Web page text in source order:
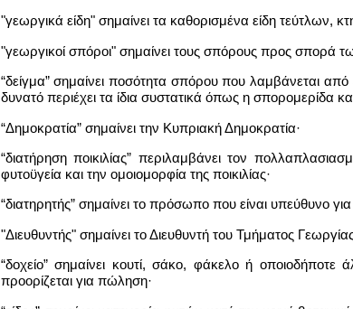
"γεωργικά είδη" σημαίνει τα καθορισμένα είδη τεύτλων,
"γεωργικοί σπόροι" σημαίνει τους σπόρους προς σπορά
“δείγμα” σημαίνει ποσότητα σπόρου που λαμβάνεται
δυνατό περιέχει τα ίδια συστατικά όπως η σπορομερίδα και
“Δημοκρατία” σημαίνει την Κυπριακή Δημοκρατία·
“διατήρηση ποικιλίας” περιλαμβάνει τον
φυτοϋγεία και την ομοιομορφία της ποικιλίας·
“διατηρητής” σημαίνει το πρόσωπο που είναι υπεύθυνο για
"Διευθυντής" σημαίνει το Διευθυντή του Τμήματος
“δοχείο” σημαίνει κουτί, σάκο, φάκελο ή
προορίζεται για πώληση·